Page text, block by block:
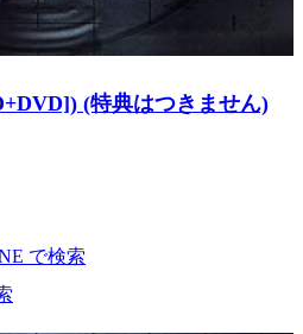
(特典はつきません)
で検索